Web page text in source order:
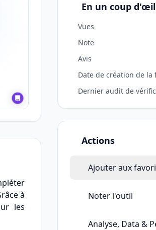
à
les
En un coup d'œil
Vues
Note
Avis
Date de création de la
Dernier audit de
Actions
Ajouter aux
Noter l'outil
Analyse, Data &